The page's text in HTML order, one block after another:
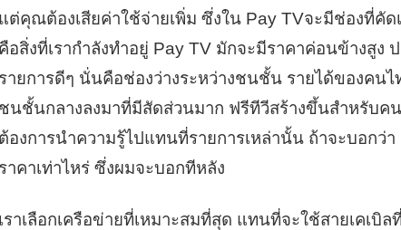
แต่คุณต้องเสียค่าใช้จ่ายเพิ่ม ซึ่งใน Pay TVจะมีช่องที่คั
คือสิ่งที่เรากำลังทำอยู่ Pay TV มักจะมีราคาค่อนข้างสูง
รายการดีๆ นั่นคือช่องว่างระหว่างชนชั้น รายได้ของค
ชนชั้นกลางลงมาที่มีสัดส่วนมาก ฟรีทีวีสร้างขึ้นสำหรับคน
ต้องการนำความรู้ไปแทนที่รายการเหล่านั้น ถ้าจะบอกว่
ราคาเท่าไหร่ ซึ่งผมจะบอกทีหลัง
เราเลือกเครือข่ายที่เหมาะสมที่สุด แทนที่จะใช้สายเคเบิ